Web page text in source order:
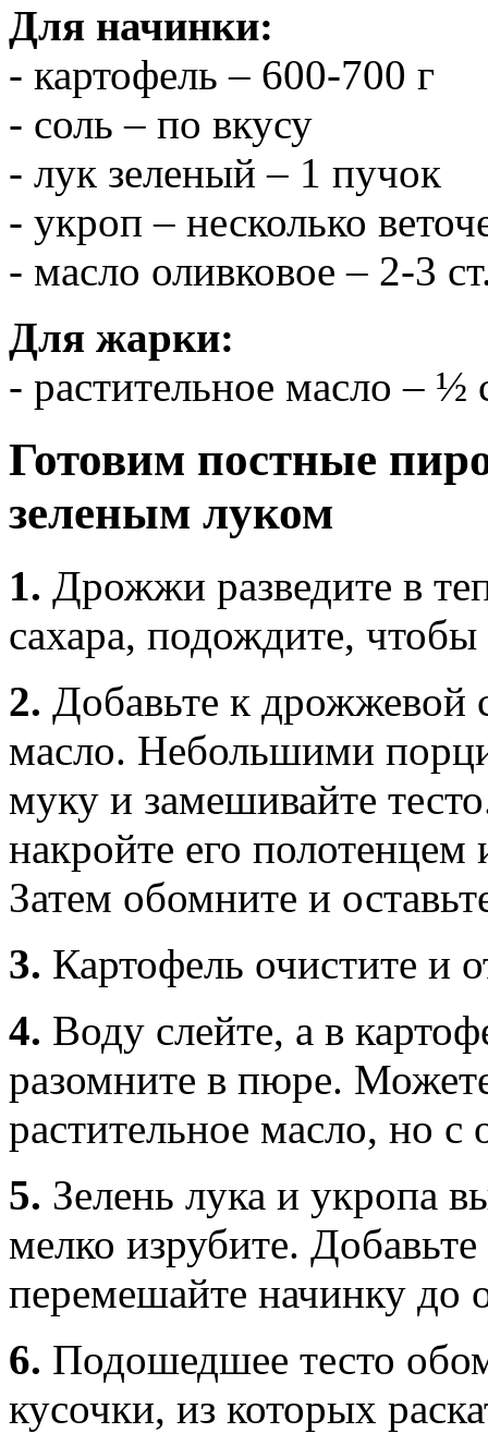
Для начинки:
- картофель – 600-700 г
- соль – по вкусу
- лук зеленый – 1 пучок
- укроп – несколько
- масло оливковое – 2-3
Для жарки:
- растительное масло – ½
Готовим постные
зеленым луком
1. Дрожжи разведите в
сахара, подождите,
2. Добавьте к дрожжевой
масло. Небольшими
муку и замешивайте
накройте его полотенцем
Затем обомните и
3. Картофель очистите и
4. Воду слейте, а в
разомните в пюре.
растительное масло, но
5. Зелень лука и укропа
мелко изрубите.
перемешайте начинку до
6. Подошедшее тесто
кусочки, из которых